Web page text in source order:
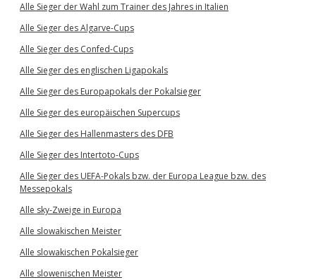
Alle Sieger der Wahl zum Trainer des Jahres in Italien
Alle Sieger des Algarve-Cups
Alle Sieger des Confed-Cups
Alle Sieger des englischen Ligapokals
Alle Sieger des Europapokals der Pokalsieger
Alle Sieger des europäischen Supercups
Alle Sieger des Hallenmasters des DFB
Alle Sieger des Intertoto-Cups
Alle Sieger des UEFA-Pokals bzw. der Europa League bzw. des
Messepokals
Alle sky-Zweige in Europa
Alle slowakischen Meister
Alle slowakischen Pokalsieger
Alle slowenischen Meister